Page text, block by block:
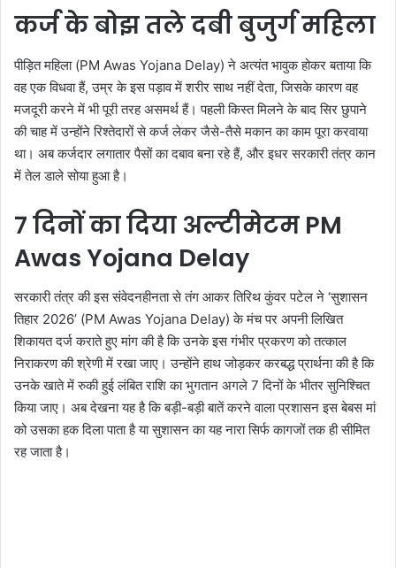
कर्ज के बोझ तले दबी बुजुर्ग महिला
पीड़ित महिला (PM Awas Yojana Delay) ने अत्यंत भावुक होकर बताया कि
वह एक विधवा हैं, उम्र के इस पड़ाव में शरीर साथ नहीं देता, जिसके कारण वह
मजदूरी करने में भी पूरी तरह असमर्थ हैं। पहली किस्त मिलने के बाद सिर छुपाने
की चाह में उन्होंने रिश्तेदारों से कर्ज लेकर जैसे-तैसे मकान का काम पूरा करवाया
था। अब कर्जदार लगातार पैसों का दबाव बना रहे हैं, और इधर सरकारी तंत्र कान
में तेल डाले सोया हुआ है।
7 दिनों का दिया अल्टीमेटम PM
Awas Yojana Delay
सरकारी तंत्र की इस संवेदनहीनता से तंग आकर तिरिथ कुंवर पटेल ने ‘सुशासन
तिहार 2026’ (PM Awas Yojana Delay) के मंच पर अपनी लिखित
शिकायत दर्ज कराते हुए मांग की है कि उनके इस गंभीर प्रकरण को तत्काल
निराकरण की श्रेणी में रखा जाए। उन्होंने हाथ जोड़कर करबद्ध प्रार्थना की है कि
उनके खाते में रुकी हुई लंबित राशि का भुगतान अगले 7 दिनों के भीतर सुनिश्चित
किया जाए। अब देखना यह है कि बड़ी-बड़ी बातें करने वाला प्रशासन इस बेबस मां
को उसका हक दिला पाता है या सुशासन का यह नारा सिर्फ कागजों तक ही सीमित
रह जाता है।